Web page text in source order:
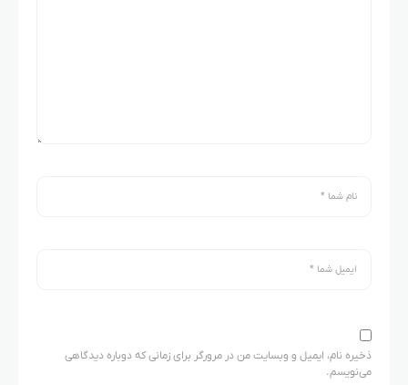
ذخیره نام، ایمیل و وبسایت من در مرورگر برای زمانی که دوباره دیدگاهی
می‌نویسم.